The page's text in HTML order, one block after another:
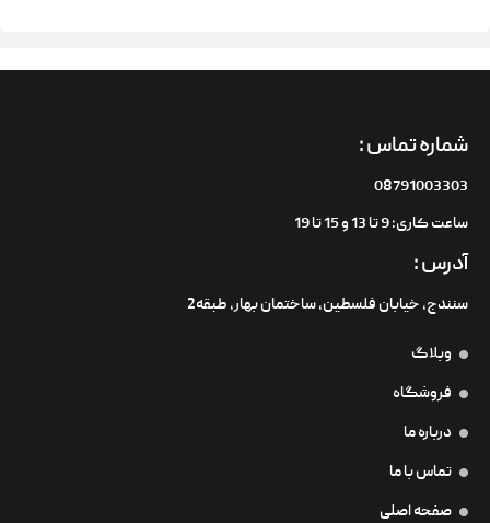
شماره تماس :
08791003303
ساعت کاری: 9 تا 13 و 15 تا 19
آدرس :
سنندج، خیابان فلسطین،‌ ساختمان بهار، طبقه2
وبلاگ
فروشگاه
درباره ما
تماس با ما
صفحه اصلی